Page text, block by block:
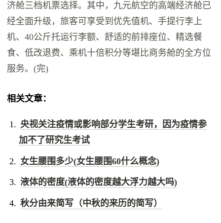
济舱三档机票选择。其中，九元航空的高端经济舱已
经全面升级，旅客可享受到优先值机、手提行李上
机、40公斤托运行李额、舒适的前排座位、精选餐
食、低改退费、乘机十倍积分等堪比商务舱的全方位
服务。(完)
相关文章：
央视关注疫情或影响部分学生考研，因为疫情参
加不了研究生考试
女生腰围多少(女生腰围60什么概念)
液体的密度(液体的密度越大浮力越大吗)
秋分由来简写（中秋的来历的简写）